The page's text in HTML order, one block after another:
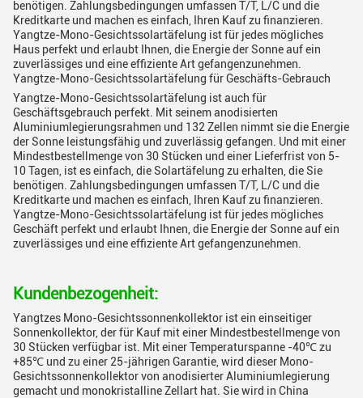
benötigen. Zahlungsbedingungen umfassen T/T, L/C und die
Kreditkarte und machen es einfach, Ihren Kauf zu finanzieren.
Yangtze-Mono-Gesichtssolartäfelung ist für jedes mögliches
Haus perfekt und erlaubt Ihnen, die Energie der Sonne auf ein
zuverlässiges und eine effiziente Art gefangenzunehmen.
Yangtze-Mono-Gesichtssolartäfelung für Geschäfts-Gebrauch
Yangtze-Mono-Gesichtssolartäfelung ist auch für
Geschäftsgebrauch perfekt. Mit seinem anodisierten
Aluminiumlegierungsrahmen und 132 Zellen nimmt sie die Energie
der Sonne leistungsfähig und zuverlässig gefangen. Und mit einer
Mindestbestellmenge von 30 Stücken und einer Lieferfrist von 5-
10 Tagen, ist es einfach, die Solartäfelung zu erhalten, die Sie
benötigen. Zahlungsbedingungen umfassen T/T, L/C und die
Kreditkarte und machen es einfach, Ihren Kauf zu finanzieren.
Yangtze-Mono-Gesichtssolartäfelung ist für jedes mögliches
Geschäft perfekt und erlaubt Ihnen, die Energie der Sonne auf ein
zuverlässiges und eine effiziente Art gefangenzunehmen.
Kundenbezogenheit:
Yangtzes Mono-Gesichtssonnenkollektor ist ein einseitiger
Sonnenkollektor, der für Kauf mit einer Mindestbestellmenge von
30 Stücken verfügbar ist. Mit einer Temperaturspanne -40℃ zu
+85℃ und zu einer 25-jährigen Garantie, wird dieser Mono-
Gesichtssonnenkollektor von anodisierter Aluminiumlegierung
gemacht und monokristalline Zellart hat. Sie wird in China